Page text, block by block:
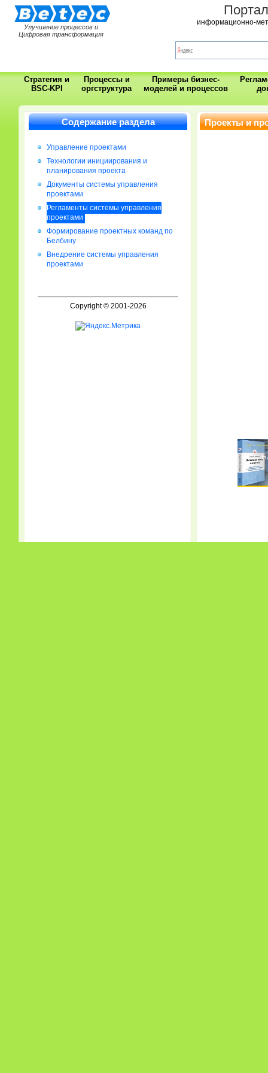
Улучшение процессов и
Цифровая трансформация
информационно-
Стратегия и
BSC-KPI
Процессы и
оргструктура
Примеры бизнес-
моделей и процессов
Содержание раздела
Управление проектами
Технологии инициирования и
планирования проекта
Документы системы управления
проектами
Регламенты системы управления
проектами
Формирование проектных команд по
Белбину
Внедрение системы управления
проектами
Copyright © 2001-2026
Проекты и